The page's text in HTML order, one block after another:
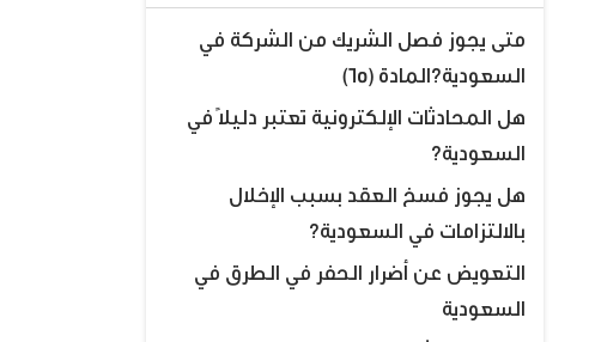
متى يجوز فصل الشريك من الشركة في
السعودية؟المادة (65)
هل المحادثات الإلكترونية تعتبر دليلًا في
السعودية؟
هل يجوز فسخ العقد بسبب الإخلال
بالالتزامات في السعودية؟
التعويض عن أضرار الحفر في الطرق في
السعودية